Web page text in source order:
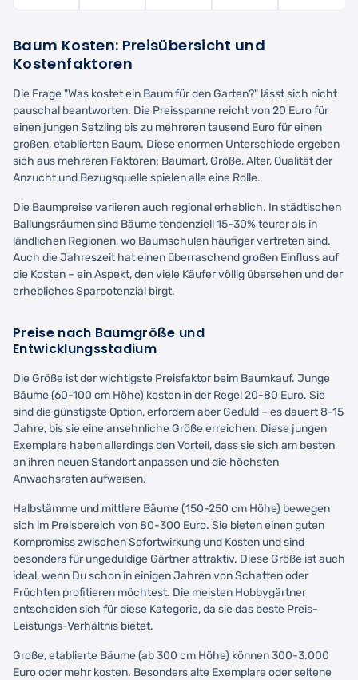
Baum Kosten: Preisübersicht und
Kostenfaktoren
Die Frage "Was kostet ein Baum für den Garten?" lässt sich nicht
pauschal beantworten. Die Preisspanne reicht von 20 Euro für
einen jungen Setzling bis zu mehreren tausend Euro für einen
großen, etablierten Baum. Diese enormen Unterschiede ergeben
sich aus mehreren Faktoren: Baumart, Größe, Alter, Qualität der
Anzucht und Bezugsquelle spielen alle eine Rolle.
Die Baumpreise variieren auch regional erheblich. In städtischen
Ballungsräumen sind Bäume tendenziell 15-30% teurer als in
ländlichen Regionen, wo Baumschulen häufiger vertreten sind.
Auch die Jahreszeit hat einen überraschend großen Einfluss auf
die Kosten – ein Aspekt, den viele Käufer völlig übersehen und der
erhebliches Sparpotenzial birgt.
Preise nach Baumgröße und
Entwicklungsstadium
Die Größe ist der wichtigste Preisfaktor beim Baumkauf. Junge
Bäume (60-100 cm Höhe) kosten in der Regel 20-80 Euro. Sie
sind die günstigste Option, erfordern aber Geduld – es dauert 8-15
Jahre, bis sie eine ansehnliche Größe erreichen. Diese jungen
Exemplare haben allerdings den Vorteil, dass sie sich am besten
an ihren neuen Standort anpassen und die höchsten
Anwachsraten aufweisen.
Halbstämme und mittlere Bäume (150-250 cm Höhe) bewegen
sich im Preisbereich von 80-300 Euro. Sie bieten einen guten
Kompromiss zwischen Sofortwirkung und Kosten und sind
besonders für ungeduldige Gärtner attraktiv. Diese Größe ist auch
ideal, wenn Du schon in einigen Jahren von Schatten oder
Früchten profitieren möchtest. Die meisten Hobbygärtner
entscheiden sich für diese Kategorie, da sie das beste Preis-
Leistungs-Verhältnis bietet.
Große, etablierte Bäume (ab 300 cm Höhe) können 300-3.000
Euro oder mehr kosten. Besonders alte Exemplare oder seltene